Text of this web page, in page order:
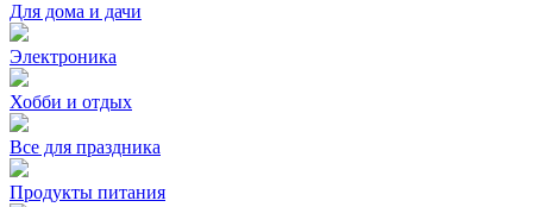
Для дома и дачи
Электроника
Хобби и отдых
Все для праздника
Продукты питания